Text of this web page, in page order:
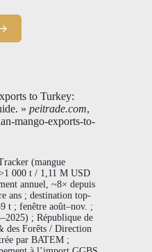
to Turkey:
» peitrade.com,
mango-exports-to-
(mangue
000 t / 1,11 M USD
annuel, ~8× depuis
ans ; destination top-
t ; fenêtre août–nov. ;
; République de
des Forêts / Direction
par BATEM ;